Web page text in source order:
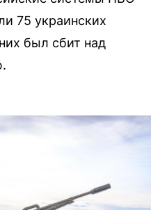
75 украинских
был сбит над